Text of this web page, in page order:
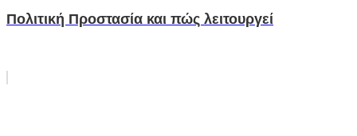
Πολιτική Προστασία και πώς λειτουργεί